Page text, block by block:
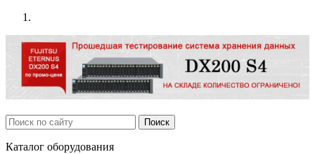
Каталог оборудования